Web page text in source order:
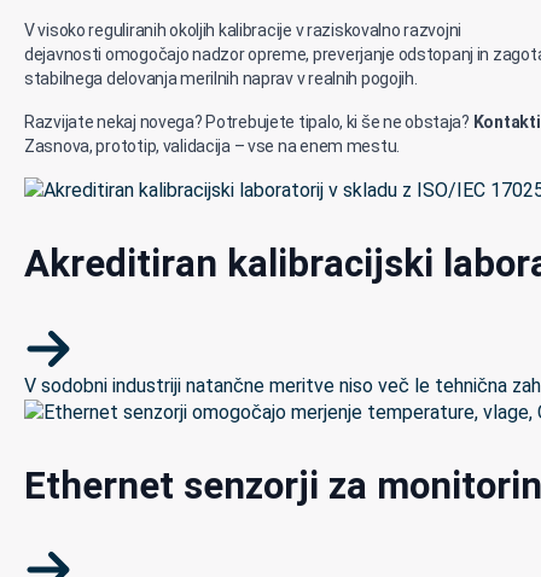
V visoko reguliranih okoljih kalibracije v raziskovalno razvojni
dejavnosti omogočajo nadzor opreme, preverjanje odstopanj in
stabilnega delovanja merilnih naprav v realnih pogojih.
Razvijate nekaj novega? Potrebujete tipalo, ki še ne obstaja?
Zasnova, prototip, validacija – vse na enem mestu.
Akreditiran kalibracijski
V sodobni industriji natančne meritve niso več le tehnična
Ethernet senzorji za